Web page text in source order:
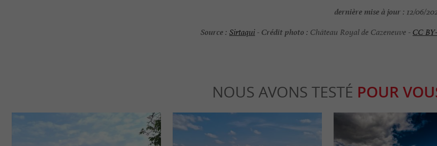
dernière mise à jour : 12/06/
Source : Sirtaqui-Crédit photo : Château Royal de Cazeneuve -CC
NOUS AVONS TESTÉ POUR